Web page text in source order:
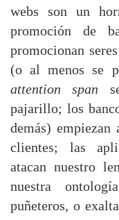
webs son un
promoción de
promocionan
(o al menos se
attention span
pajarillo; los
demás)
clientes; las
atacan nuestro
nuestra
puñeteros, o